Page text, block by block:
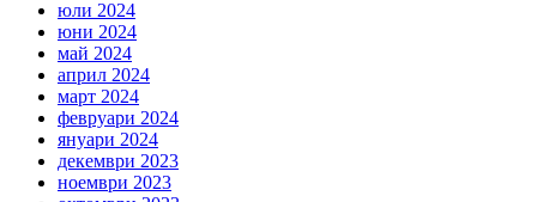
юли 2024
юни 2024
май 2024
април 2024
март 2024
февруари 2024
януари 2024
декември 2023
ноември 2023